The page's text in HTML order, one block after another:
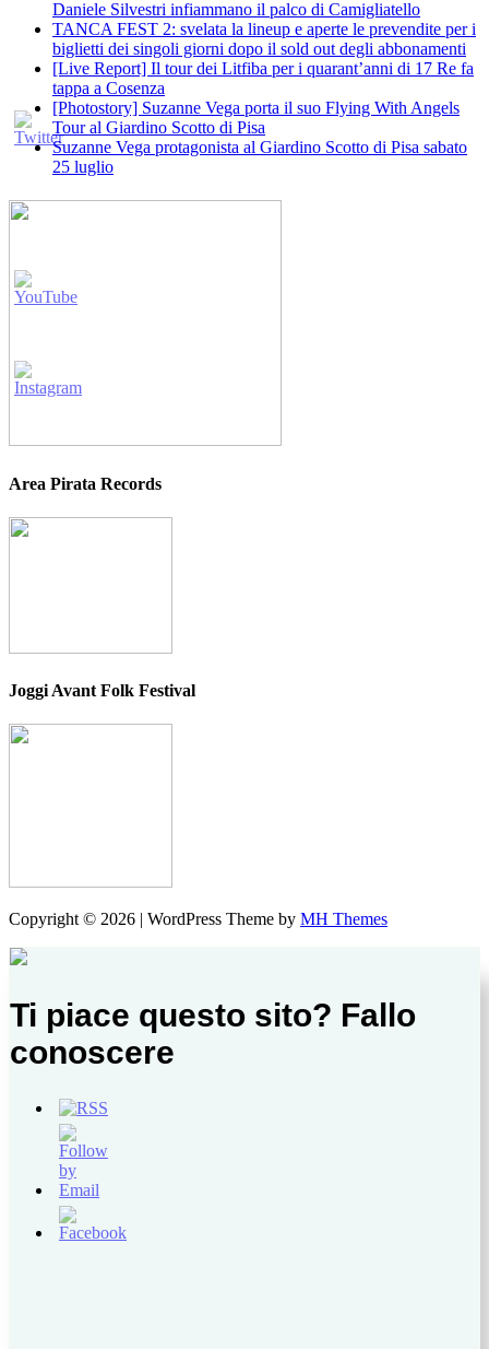
Daniele Silvestri infiammano il palco di Camigliatello
TANCA FEST 2: svelata la lineup e aperte le prevendite per i
biglietti dei singoli giorni dopo il sold out degli abbonamenti
[Live Report] Il tour dei Litfiba per i quarant’anni di 17 Re fa
tappa a Cosenza
[Photostory] Suzanne Vega porta il suo Flying With Angels
Tour al Giardino Scotto di Pisa
Suzanne Vega protagonista al Giardino Scotto di Pisa sabato
25 luglio
Area Pirata Records
Joggi Avant Folk Festival
Copyright © 2026 | WordPress Theme by MH Themes
Ti piace questo sito? Fallo
conoscere